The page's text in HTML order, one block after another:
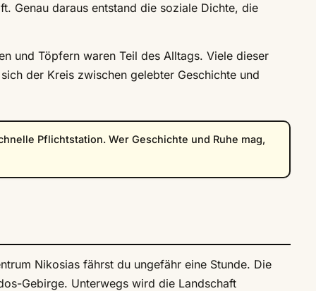
Genau daraus entstand die soziale Dichte, die
und Töpfern waren Teil des Alltags. Viele dieser
der Kreis zwischen gelebter Geschichte und
Pflichtstation. Wer Geschichte und Ruhe mag,
Nikosias fährst du ungefähr eine Stunde. Die
Gebirge. Unterwegs wird die Landschaft